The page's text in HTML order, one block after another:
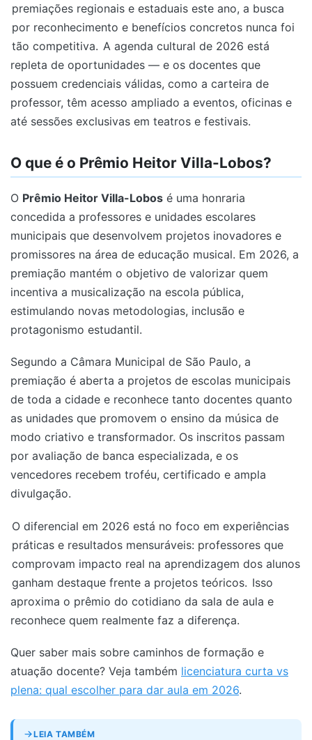
premiações regionais e estaduais este ano, a busca
por reconhecimento e benefícios concretos nunca foi
tão competitiva. A agenda cultural de 2026 está
repleta de oportunidades — e os docentes que
possuem credenciais válidas, como a carteira de
professor, têm acesso ampliado a eventos, oficinas e
até sessões exclusivas em teatros e festivais.
O que é o Prêmio Heitor Villa-Lobos?
O Prêmio Heitor Villa-Lobos é uma honraria
concedida a professores e unidades escolares
municipais que desenvolvem projetos inovadores e
promissores na área de educação musical. Em 2026, a
premiação mantém o objetivo de valorizar quem
incentiva a musicalização na escola pública,
estimulando novas metodologias, inclusão e
protagonismo estudantil.
Segundo a Câmara Municipal de São Paulo, a
premiação é aberta a projetos de escolas municipais
de toda a cidade e reconhece tanto docentes quanto
as unidades que promovem o ensino da música de
modo criativo e transformador. Os inscritos passam
por avaliação de banca especializada, e os
vencedores recebem troféu, certificado e ampla
divulgação.
O diferencial em 2026 está no foco em experiências
práticas e resultados mensuráveis: professores que
comprovam impacto real na aprendizagem dos alunos
ganham destaque frente a projetos teóricos. Isso
aproxima o prêmio do cotidiano da sala de aula e
reconhece quem realmente faz a diferença.
Quer saber mais sobre caminhos de formação e
atuação docente? Veja também licenciatura curta vs
plena: qual escolher para dar aula em 2026.
LEIA TAMBÉM